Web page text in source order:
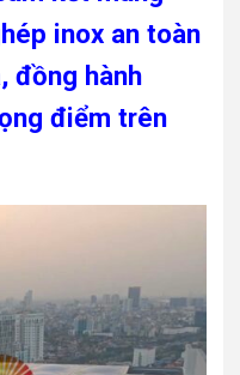
inox an toàn
đồng hành
điểm trên